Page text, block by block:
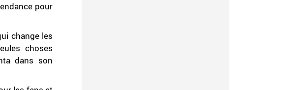
pour
change les
choses
dans son